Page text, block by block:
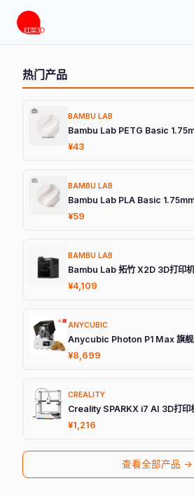
热门产品
BAMBU LAB
Bambu Lab PETG Basic
¥43
BAMBU LAB
Bambu Lab PLA Basic
¥59
BAMBU LAB
Bambu Lab 拓竹 X2D 3D打印机
¥4,109
ANYCUBIC
Anycubic Photon P1 Max 旗舰
¥8,699
CREALITY
Creality SPARKX i7 AI 3D打印
¥1,216
查看全部产品 →